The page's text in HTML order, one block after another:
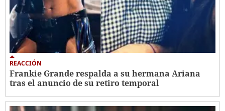
REACCIÓN
Frankie Grande respalda a su hermana Ariana
tras el anuncio de su retiro temporal